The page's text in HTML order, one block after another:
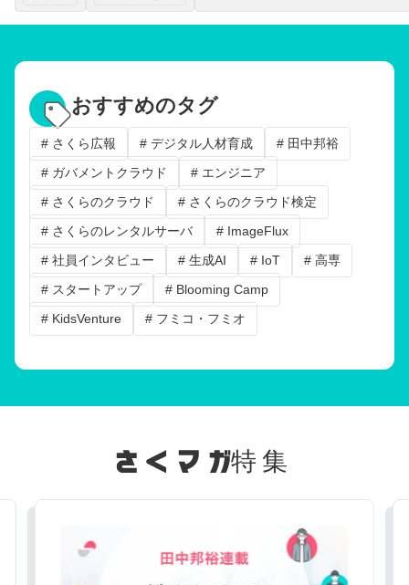
おすすめのタグ
# さくら広報 # デジタル人材育成
# 田中邦裕
# ガバメントクラウド
# エンジニア
# さくらのクラウド
# さくらのクラウド検定
# さくらのレンタルサーバ
# ImageFlux
# 社員インタビュー
# 生成AI # IoT
# 高専
# スタートアップ
# Blooming Camp
# KidsVenture
# フミコ・フミオ
特集